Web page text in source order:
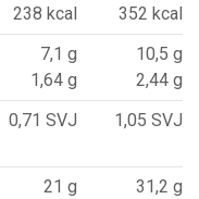
238 kcal
352 kcal
7,1 g
1,64 g
10,5 g
2,44 g
0,71 SVJ 1,05 SVJ
21 g 31,2 g